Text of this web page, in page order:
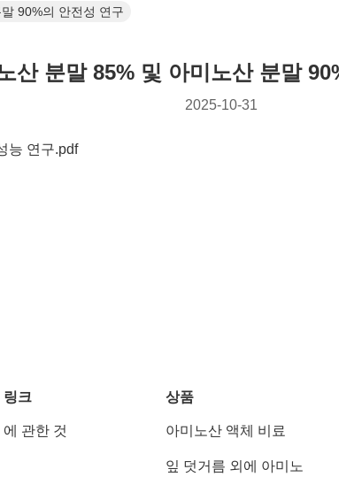
90%의 안전성 연구
산 분말 85% 및 아미노산 분말
2025-10-31
능 연구.pdf
링크
에 관한 것
상품
아미노산 액체 비료
잎 덧거름 외에 아미노